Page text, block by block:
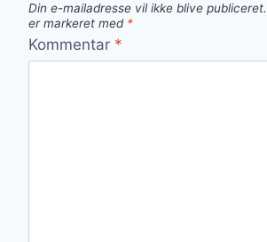
Din e-mailadresse vil ikke blive publiceret.
er markeret med *
Kommentar *